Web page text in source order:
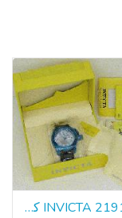
جدید INVICTA 21917 کوردوبا مردانه دیده بان آبی SS 50mm مورد تاریخ کوارتز